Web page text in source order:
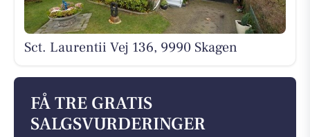
Sct. Laurentii Vej 136, 9990 Skagen
FÅ TRE GRATIS
SALGSVURDERINGER